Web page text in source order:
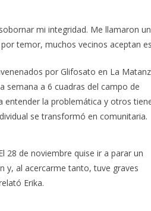
mi integridad. Me llamaron
temor, muchos vecinos aceptan
por Glifosato en La
semana a 6 cuadras del campo de
entender la problemática y otros
se transformó en comunitaria.
28 de noviembre quise ir a parar un
y, al acercarme tanto, tuve graves
Erika.